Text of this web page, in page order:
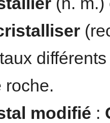
roche.
modifié :